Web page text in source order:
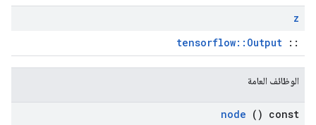
z
::
tensorflow::Output
الوظائف العامة
node () const